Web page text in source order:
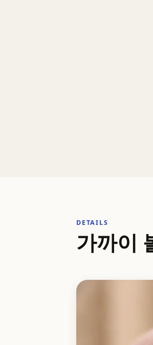
DETAILS
가까이